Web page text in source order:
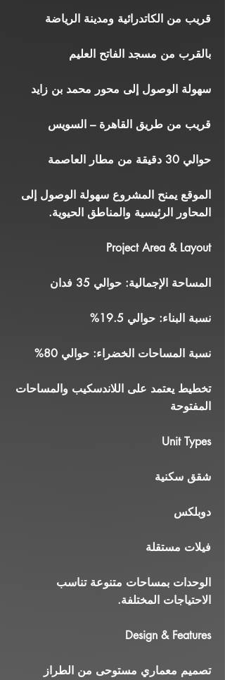
قريب من الكاتدرائية ومدينة الرياضة
بالقرب من مسجد الفاتح العليم
سهولة الوصول إلى محور محمد بن زايد
قريب من طريق القاهرة – السويس
حوالي 30 دقيقة من مطار العاصمة
الموقع يمنح المشروع سهولة الوصول إلى
المحاور الرئيسية والمناطق الحيوية.
Project Area & Layout
المساحة الإجمالية: حوالي 35 فدان
نسبة البناء: حوالي 19.5%
نسبة المساحات الخضراء: حوالي 80%
تخطيط يعتمد على اللاندسكيب والمساحات
المفتوحة
Unit Types
شقق سكنية
دوبلكس
فيلات مستقلة
الوحدات بمساحات متنوعة تناسب
الاحتياجات المختلفة.
Design & Features
تصميم معماري مستوحى من الطراز